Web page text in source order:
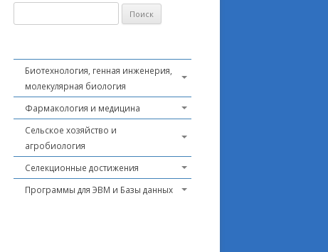
Биотехнология, генная инженерия,
молекулярная биология
Фармакология и медицина
Сельское хозяйство и
агробиология
Селекционные достижения
Программы для ЭВМ и Базы данных